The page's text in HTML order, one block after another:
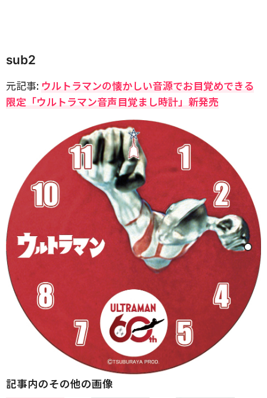
sub2
元記事: ウルトラマンの懐かしい音源でお目覚めできる
限定「ウルトラマン音声目覚まし時計」新発売
記事内のその他の画像